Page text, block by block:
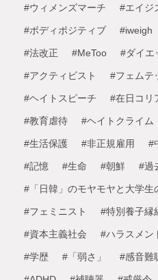
#ウィメンズマーチ #エイジ
#ボディポジティブ #iweigh
#法改正 #MeToo #ダイエ
#アクティビスト #フェムテ
#ヘイトスピーチ #在日コリ
#教育虐待 #ヘイトクライム
#生活保護 #非正規雇用 #
#記憶 #生命 #朝鮮 #過
#「日韓」のモヤモヤと大学生
#フェミニスト #特別養子縁
#資本主義社会 #ハラスメン
#学歴 #「弱さ」 #感音難